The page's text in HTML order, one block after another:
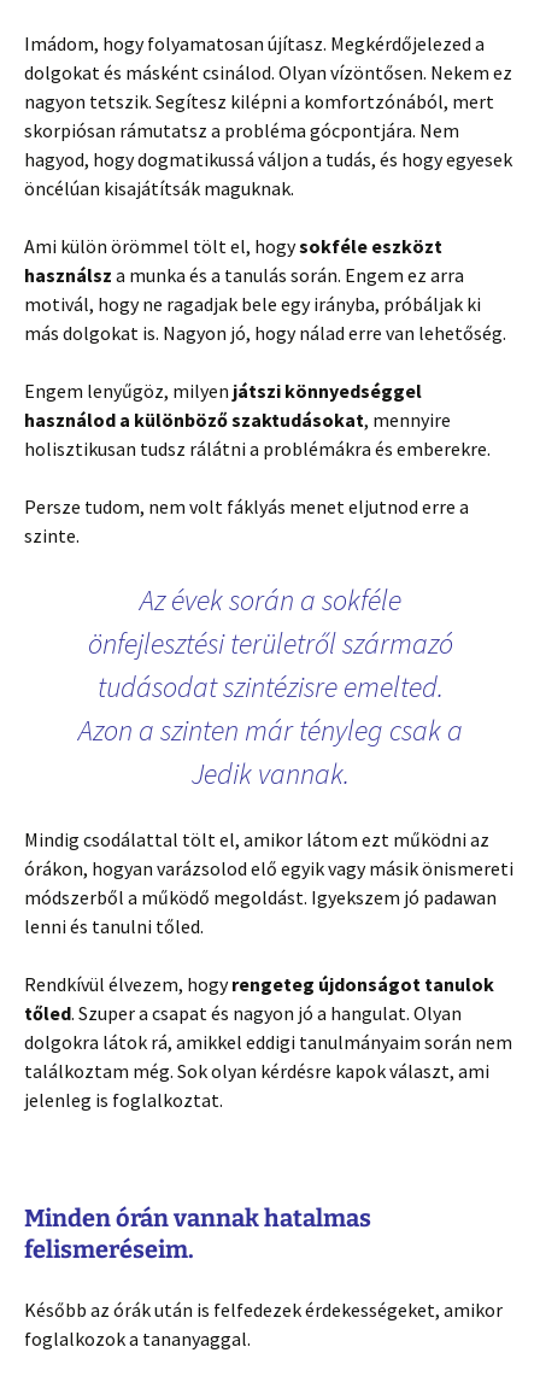
Imádom, hogy folyamatosan újítasz. Megkérdőjelezed a
dolgokat és másként csinálod. Olyan vízöntősen. Nekem ez
nagyon tetszik. Segítesz kilépni a komfortzónából, mert
skorpiósan rámutatsz a probléma gócpontjára. Nem
hagyod, hogy dogmatikussá váljon a tudás, és hogy egyesek
öncélúan kisajátítsák maguknak.
Ami külön örömmel tölt el, hogysokféle eszközt
használsz a munka és a tanulás során. Engem ez arra
motivál, hogy ne ragadjak bele egy irányba, próbáljak ki
más dolgokat is. Nagyon jó, hogy nálad erre van lehetőség.
Engem lenyűgöz, milyen játszi könnyedséggel
használod a különböző szaktudásokat, mennyire
holisztikusan tudsz rálátni a problémákra és emberekre.
Persze tudom, nem volt fáklyás menet eljutnod erre a
szinte.
Az évek során a sokféle
önfejlesztési területről származó
tudásodat szintézisre emelted.
Azon a szinten már tényleg csak a
Jedik vannak.
Mindig csodálattal tölt el, amikor látom ezt működni az
órákon, hogyan varázsolod elő egyik vagy másik önismereti
módszerből a működő megoldást. Igyekszem jó padawan
lenni és tanulni tőled.
Rendkívül élvezem, hogyrengeteg újdonságot tanulok
tőled. Szuper a csapat és nagyon jó a hangulat. Olyan
dolgokra látok rá, amikkel eddigi tanulmányaim során nem
találkoztam még. Sok olyan kérdésre kapok választ, ami
jelenleg is foglalkoztat.
Minden órán vannak hatalmas
felismeréseim.
Később az órák után is felfedezek érdekességeket, amikor
foglalkozok a tananyaggal.